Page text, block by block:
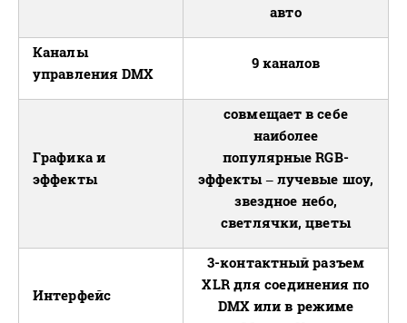
авто
Каналы
управления DMX
9 каналов
Графика и
эффекты
совмещает в себе
наиболее
популярные RGB-
эффекты – лучевые шоу,
звездное небо,
светлячки, цветы
Интерфейс
3-контактный разъем
XLR для соединения по
DMX или в режиме